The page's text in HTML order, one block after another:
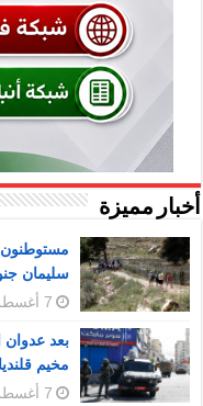
أخبار مميزة
مستوطنون
سليمان
7 أغسطس، 2026
بعد
مخيم
7 أغسطس، 2026